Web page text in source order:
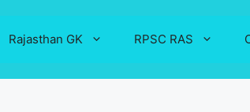
Rajasthan GK RPSC RAS